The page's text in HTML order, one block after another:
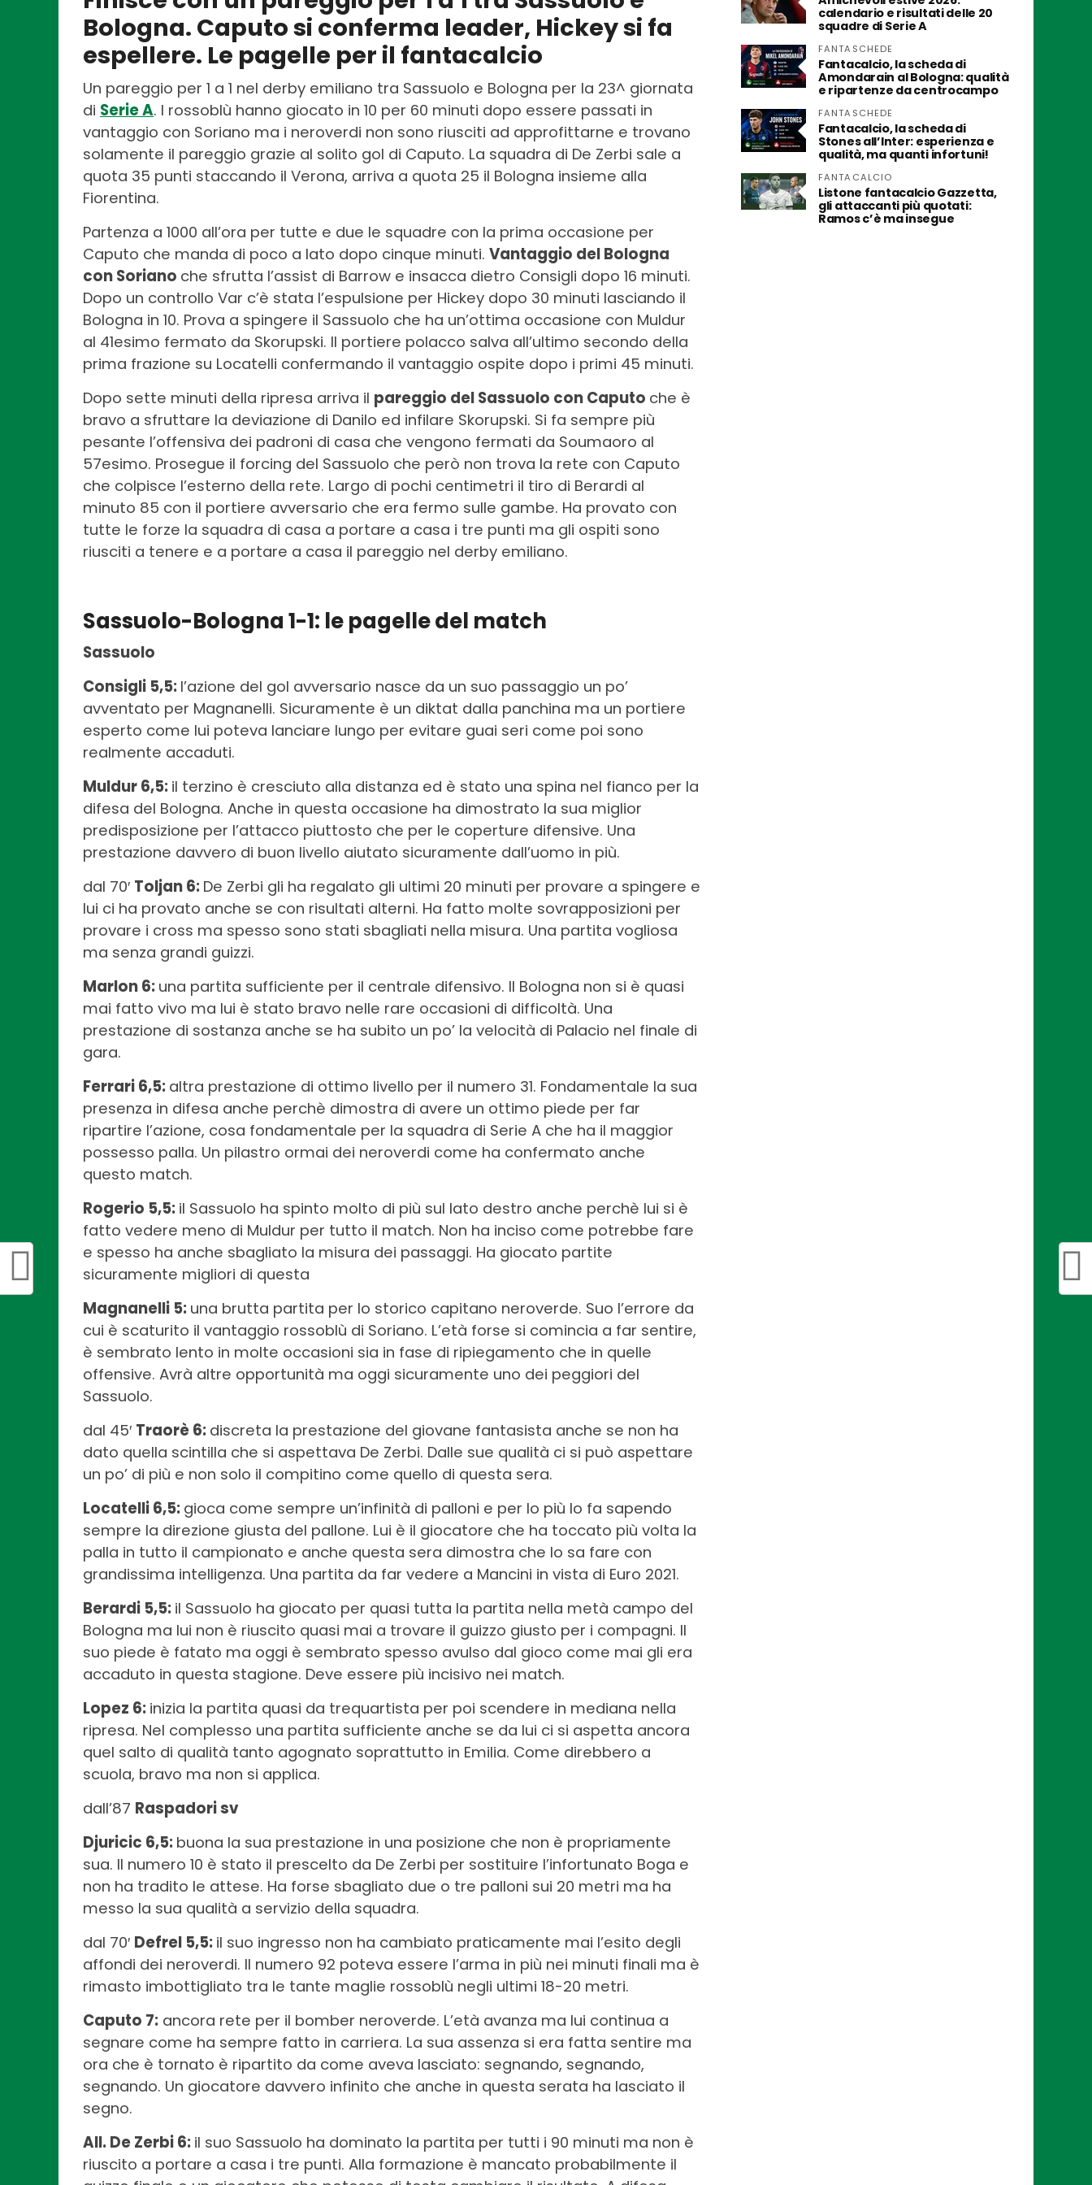
Bologna. Caputo si conferma leader, Hickey si fa
espellere. Le pagelle per il fantacalcio
Un pareggio per 1 a 1 nel derby emiliano tra Sassuolo e Bologna per la 23^ giornata
di Serie A. I rossoblù hanno giocato in 10 per 60 minuti dopo essere passati in
vantaggio con Soriano ma i neroverdi non sono riusciti ad approfittarne e trovano
solamente il pareggio grazie al solito gol di Caputo. La squadra di De Zerbi sale a
quota 35 punti staccando il Verona, arriva a quota 25 il Bologna insieme alla
Fiorentina.
Partenza a 1000 all’ora per tutte e due le squadre con la prima occasione per
Caputo che manda di poco a lato dopo cinque minuti. Vantaggio del Bologna
con Soriano che sfrutta l’assist di Barrow e insacca dietro Consigli dopo 16 minuti.
Dopo un controllo Var c’è stata l’espulsione per Hickey dopo 30 minuti lasciando il
Bologna in 10. Prova a spingere il Sassuolo che ha un’ottima occasione con Muldur
al 41esimo fermato da Skorupski. Il portiere polacco salva all’ultimo secondo della
prima frazione su Locatelli confermando il vantaggio ospite dopo i primi 45 minuti.
Dopo sette minuti della ripresa arriva il pareggio del Sassuolo con Caputo che è
bravo a sfruttare la deviazione di Danilo ed infilare Skorupski. Si fa sempre più
pesante l’offensiva dei padroni di casa che vengono fermati da Soumaoro al
57esimo. Prosegue il forcing del Sassuolo che però non trova la rete con Caputo
che colpisce l’esterno della rete. Largo di pochi centimetri il tiro di Berardi al
minuto 85 con il portiere avversario che era fermo sulle gambe. Ha provato con
tutte le forze la squadra di casa a portare a casa i tre punti ma gli ospiti sono
riusciti a tenere e a portare a casa il pareggio nel derby emiliano.
Sassuolo-Bologna 1-1: le pagelle del match
Sassuolo
Consigli 5,5: l’azione del gol avversario nasce da un suo passaggio un po’
avventato per Magnanelli. Sicuramente è un diktat dalla panchina ma un portiere
esperto come lui poteva lanciare lungo per evitare guai seri come poi sono
realmente accaduti.
Muldur 6,5: il terzino è cresciuto alla distanza ed è stato una spina nel fianco per la
difesa del Bologna. Anche in questa occasione ha dimostrato la sua miglior
predisposizione per l’attacco piuttosto che per le coperture difensive. Una
prestazione davvero di buon livello aiutato sicuramente dall’uomo in più.
dal 70′ Toljan 6: De Zerbi gli ha regalato gli ultimi 20 minuti per provare a spingere e
lui ci ha provato anche se con risultati alterni. Ha fatto molte sovrapposizioni per
provare i cross ma spesso sono stati sbagliati nella misura. Una partita vogliosa
ma senza grandi guizzi.
Marlon 6: una partita sufficiente per il centrale difensivo. Il Bologna non si è quasi
mai fatto vivo ma lui è stato bravo nelle rare occasioni di difficoltà. Una
prestazione di sostanza anche se ha subito un po’ la velocità di Palacio nel finale di
gara.
Ferrari 6,5: altra prestazione di ottimo livello per il numero 31. Fondamentale la sua
presenza in difesa anche perchè dimostra di avere un ottimo piede per far
ripartire l’azione, cosa fondamentale per la squadra di Serie A che ha il maggior
possesso palla. Un pilastro ormai dei neroverdi come ha confermato anche
questo match.
Rogerio 5,5: il Sassuolo ha spinto molto di più sul lato destro anche perchè lui si è
fatto vedere meno di Muldur per tutto il match. Non ha inciso come potrebbe fare
e spesso ha anche sbagliato la misura dei passaggi. Ha giocato partite
sicuramente migliori di questa
Magnanelli 5: una brutta partita per lo storico capitano neroverde. Suo l’errore da
cui è scaturito il vantaggio rossoblù di Soriano. L’età forse si comincia a far sentire,
è sembrato lento in molte occasioni sia in fase di ripiegamento che in quelle
offensive. Avrà altre opportunità ma oggi sicuramente uno dei peggiori del
Sassuolo.
dal 45′ Traorè 6: discreta la prestazione del giovane fantasista anche se non ha
dato quella scintilla che si aspettava De Zerbi. Dalle sue qualità ci si può aspettare
un po’ di più e non solo il compitino come quello di questa sera.
Locatelli 6,5: gioca come sempre un’infinità di palloni e per lo più lo fa sapendo
sempre la direzione giusta del pallone. Lui è il giocatore che ha toccato più volta la
palla in tutto il campionato e anche questa sera dimostra che lo sa fare con
grandissima intelligenza. Una partita da far vedere a Mancini in vista di Euro 2021.
Berardi 5,5: il Sassuolo ha giocato per quasi tutta la partita nella metà campo del
Bologna ma lui non è riuscito quasi mai a trovare il guizzo giusto per i compagni. Il
suo piede è fatato ma oggi è sembrato spesso avulso dal gioco come mai gli era
accaduto in questa stagione. Deve essere più incisivo nei match.
Lopez 6: inizia la partita quasi da trequartista per poi scendere in mediana nella
ripresa. Nel complesso una partita sufficiente anche se da lui ci si aspetta ancora
quel salto di qualità tanto agognato soprattutto in Emilia. Come direbbero a
scuola, bravo ma non si applica.
dall’87 Raspadori sv
Djuricic 6,5: buona la sua prestazione in una posizione che non è propriamente
sua. Il numero 10 è stato il prescelto da De Zerbi per sostituire l’infortunato Boga e
non ha tradito le attese. Ha forse sbagliato due o tre palloni sui 20 metri ma ha
messo la sua qualità a servizio della squadra.
dal 70′ Defrel 5,5: il suo ingresso non ha cambiato praticamente mai l’esito degli
affondi dei neroverdi. Il numero 92 poteva essere l’arma in più nei minuti finali ma è
rimasto imbottigliato tra le tante maglie rossoblù negli ultimi 18-20 metri.
Caputo 7: ancora rete per il bomber neroverde. L’età avanza ma lui continua a
segnare come ha sempre fatto in carriera. La sua assenza si era fatta sentire ma
ora che è tornato è ripartito da come aveva lasciato: segnando, segnando,
segnando. Un giocatore davvero infinito che anche in questa serata ha lasciato il
segno.
All. De Zerbi 6: il suo Sassuolo ha dominato la partita per tutti i 90 minuti ma non è
riuscito a portare a casa i tre punti. Alla formazione è mancato probabilmente il
calendario e risultati delle 20
squadre di Serie A
FANTASCHEDE
Fantacalcio, la scheda di
Amondarain al Bologna: qualità
e ripartenze da centrocampo
FANTASCHEDE
Fantacalcio, la scheda di
Stones all’Inter: esperienza e
qualità, ma quanti infortuni!
FANTACALCIO
Listone fantacalcio Gazzetta,
gli attaccanti più quotati:
Ramos c’è ma insegue